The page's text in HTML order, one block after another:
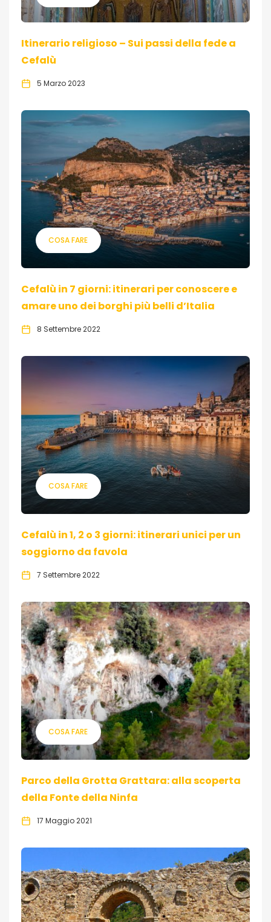
Itinerario religioso – Sui passi della fede a
Cefalù
5 Marzo 2023
COSA FARE
Cefalù in 7 giorni: itinerari per conoscere e
amare uno dei borghi più belli d’Italia
8 Settembre 2022
COSA FARE
Cefalù in 1, 2 o 3 giorni: itinerari unici per un
soggiorno da favola
7 Settembre 2022
COSA FARE
Parco della Grotta Grattara: alla scoperta
della Fonte della Ninfa
17 Maggio 2021